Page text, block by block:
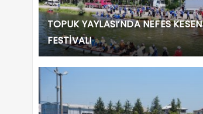
TOPUK YAYLASI’NDA NEFES KESEN
FESTİVAL!